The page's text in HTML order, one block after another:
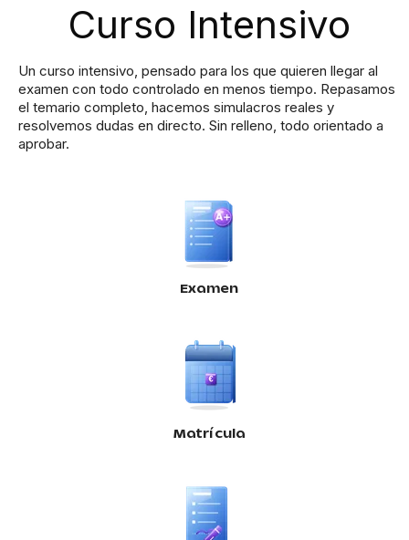
Curso Intensivo
Un curso intensivo, pensado para los que quieren llegar al
examen con todo controlado en menos tiempo. Repasamos
el temario completo, hacemos simulacros reales y
resolvemos dudas en directo. Sin relleno, todo orientado a
aprobar.
Examen
Matrícula